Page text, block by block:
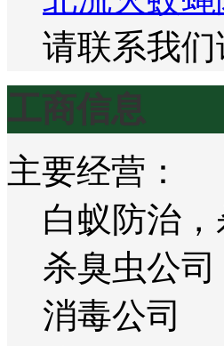
请联系我们
工商信息
主要经营：
白蚁防治
杀臭虫公
消毒公司